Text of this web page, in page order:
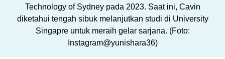
Technology of Sydney pada 2023. Saat ini, Cavin
diketahui tengah sibuk melanjutkan studi di University
Singapre untuk meraih gelar sarjana. (Foto:
Instagram@yunishara36)